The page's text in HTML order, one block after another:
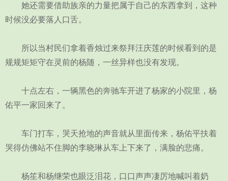
她还需要借助族亲的力量把属于自己的东西拿到，这种
时候没必要落人口舌。
所以当村民们拿着香烛过来祭拜汪庆莲的时候看到的是
规规矩矩守在灵前的杨随，一丝异样也没有发现。
十点左右，一辆黑色的奔驰车开进了杨家的小院里，杨
佑平一家回来了。
车门打车，哭天抢地的声音就从里面传来，杨佑平扶着
哭得仿佛站不住脚的李晓琳从车上下来了，满脸的悲痛。
杨笙和杨继荣也眼泛泪花，口口声声凄厉地喊叫着奶